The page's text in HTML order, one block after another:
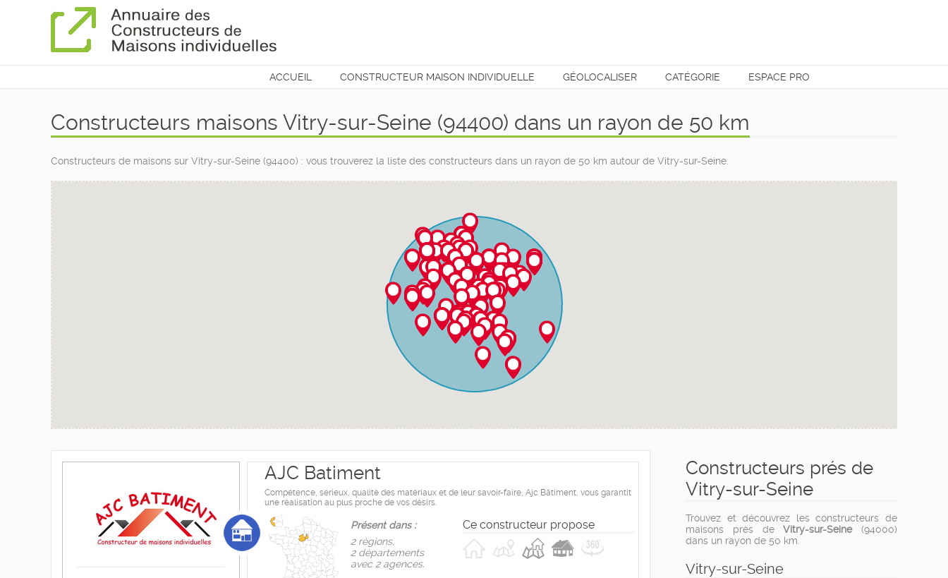
ACCUEIL CONSTRUCTEUR MAISON INDIVIDUELLE GÉOLOCALISER CATÉGORIE
ESPACE PRO
Constructeurs maisons Vitry-sur-Seine (94400) dans un rayon de 50 km
Constructeurs de maisons sur Vitry-sur-Seine (94400) : vous trouverez la liste des constructeurs dans un rayon de 50 km autour de Vitry-sur-Seine.
Constructeurs prés de
Vitry-sur-Seine
Trouvez et découvrez les constructeurs de
maisons près deVitry-sur-Seine(94000)
dans un rayon de 50 km.
Vitry-sur-Seine
AJC Batiment
Compétence, sérieux, qualité des matériaux et de leur savoir-faire, Ajc Bâtiment, vous garantit
une réalisation au plus proche de vos désirs.
Présent dans :
2 règions,
2 départements
avec 2 agences.
Ce constructeur propose